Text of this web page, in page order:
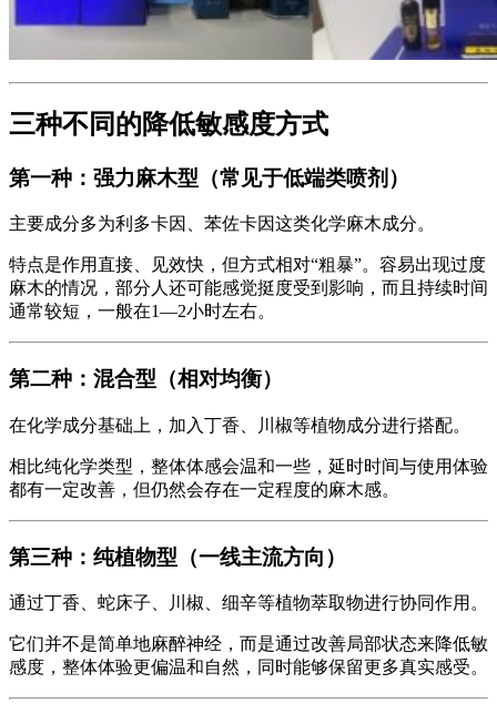
三种不同的降低敏感度方式
第一种：强力麻木型（常见于低端类喷剂）
主要成分多为利多卡因、苯佐卡因这类化学麻木成分。
特点是作用直接、见效快，但方式相对“粗暴”。容易出现过度
麻木的情况，部分人还可能感觉挺度受到影响，而且持续时间
通常较短，一般在1—2小时左右。
第二种：混合型（相对均衡）
在化学成分基础上，加入丁香、川椒等植物成分进行搭配。
相比纯化学类型，整体体感会温和一些，延时时间与使用体验
都有一定改善，但仍然会存在一定程度的麻木感。
第三种：纯植物型（一线主流方向）
通过丁香、蛇床子、川椒、细辛等植物萃取物进行协同作用。
它们并不是简单地麻醉神经，而是通过改善局部状态来降低敏
感度，整体体验更偏温和自然，同时能够保留更多真实感受。